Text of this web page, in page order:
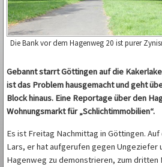
Die Bank vor dem Hagenweg 20 ist purer
Gebannt starrt Göttingen auf die
ist das Problem hausgemacht und geht
Block hinaus. Eine Reportage über den
Wohnungsmarkt für „Schlichtimmobilien“.
Es ist Freitag Nachmittag in Göttingen.
Lars, er hat aufgerufen gegen Ungeziefer
Hagenweg zu demonstrieren, zum dritten